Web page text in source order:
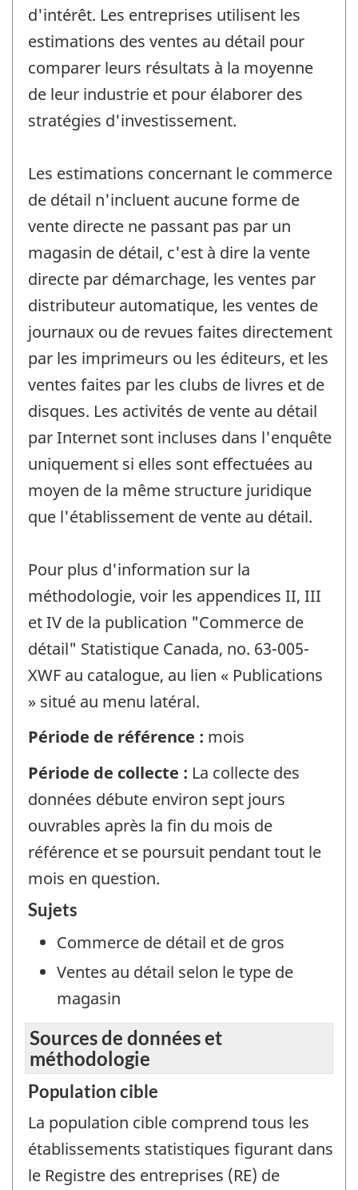
d'intérêt. Les entreprises utilisent les
estimations des ventes au détail pour
comparer leurs résultats à la moyenne
de leur industrie et pour élaborer des
stratégies d'investissement.
Les estimations concernant le commerce
de détail n'incluent aucune forme de
vente directe ne passant pas par un
magasin de détail, c'est à dire la vente
directe par démarchage, les ventes par
distributeur automatique, les ventes de
journaux ou de revues faites directement
par les imprimeurs ou les éditeurs, et les
ventes faites par les clubs de livres et de
disques. Les activités de vente au détail
par Internet sont incluses dans l'enquête
uniquement si elles sont effectuées au
moyen de la même structure juridique
que l'établissement de vente au détail.
Pour plus d'information sur la
méthodologie, voir les appendices II, III
et IV de la publication "Commerce de
détail" Statistique Canada, no. 63-005-
XWF au catalogue, au lien « Publications
» situé au menu latéral.
Période de référence : mois
Période de collecte : La collecte des
données débute environ sept jours
ouvrables après la fin du mois de
référence et se poursuit pendant tout le
mois en question.
Sujets
Commerce de détail et de gros
Ventes au détail selon le type de
magasin
Sources de données et
méthodologie
Population cible
La population cible comprend tous les
établissements statistiques figurant dans
le Registre des entreprises (RE) de